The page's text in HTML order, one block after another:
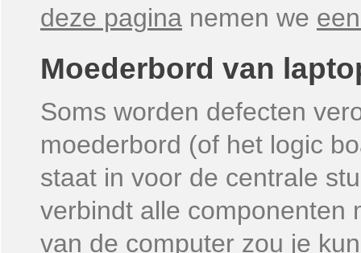
deze pagina nemen we
Moederbord van
Soms worden defecten
moederbord (of het logic
staat in voor de centrale
verbindt alle componenten
van de computer zou je